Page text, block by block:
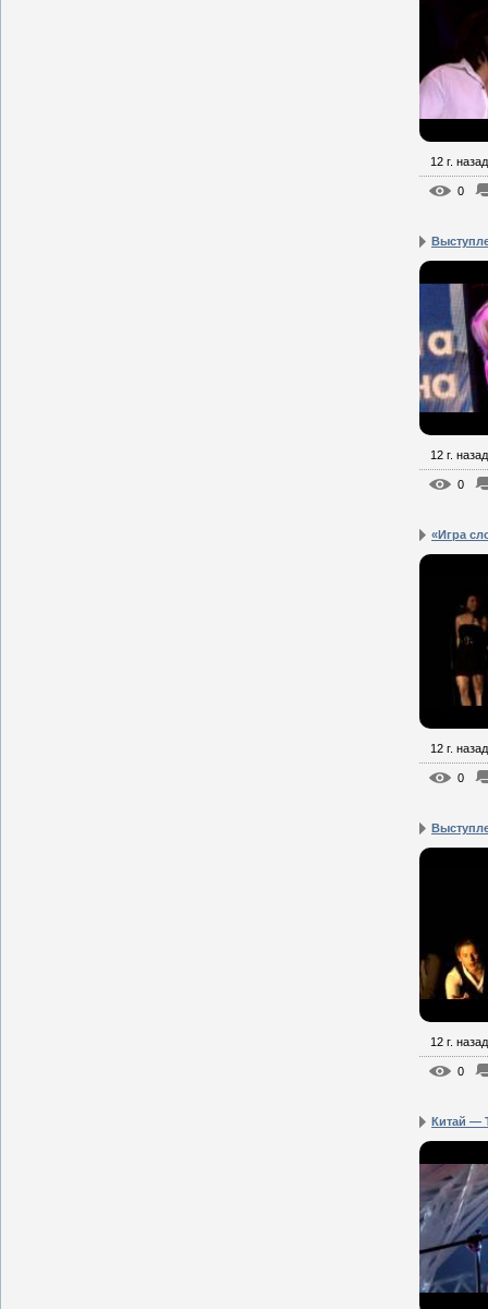
12 г. назад
0
12 г. назад
0
«Игра
12 г. назад
0
12 г. назад
0
Китай —